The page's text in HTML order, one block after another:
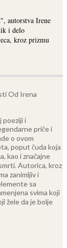
autorstva Irene
i delo
kroz prizmu
poeziji i
priče i
o ovom
poput čuda koja
kao i značajne
Autorica, kroz
zanimljiv i
sa
svima koji
žele da je bolje